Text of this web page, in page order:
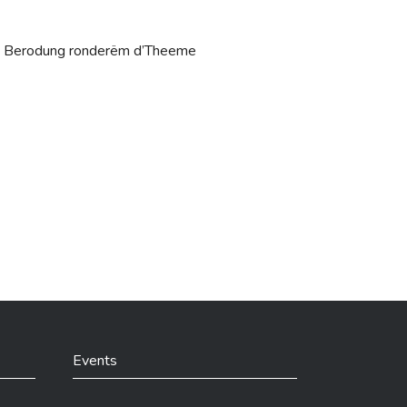
ronderëm d’Theeme
Events